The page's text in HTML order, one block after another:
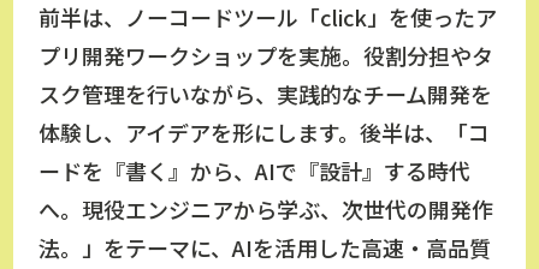
前半は、ノーコードツール「click」を使ったア
プリ開発ワークショップを実施。役割分担やタ
スク管理を行いながら、実践的なチーム開発を
体験し、アイデアを形にします。後半は、「コ
ードを『書く』から、AIで『設計』する時代
へ。現役エンジニアから学ぶ、次世代の開発作
法。」をテーマに、AIを活用した高速・高品質